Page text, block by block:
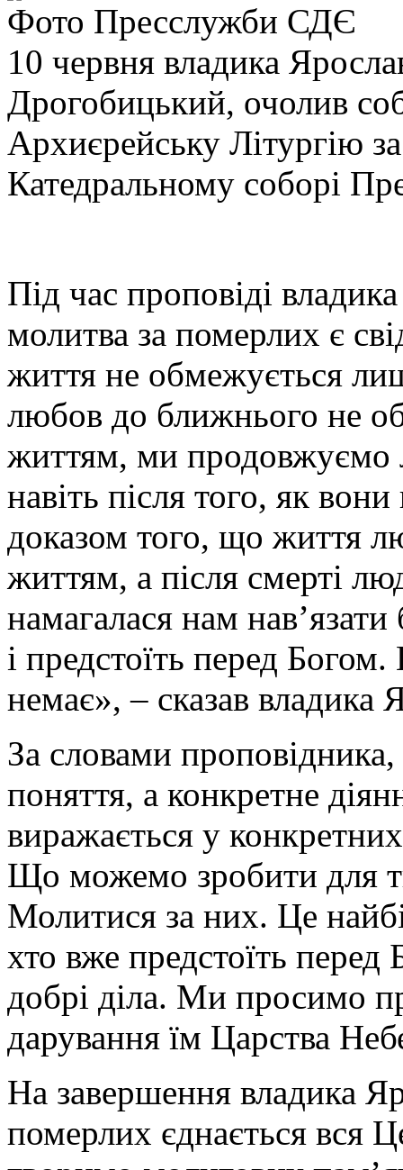
Фото Пресслужби СДЄ
10 червня владика
Дрогобицький, очолив
Архиєрейську Літургію
Катедральному соборі
Під час проповіді
молитва за померлих є
життя не обмежується
любов до ближнього не
життям, ми
навіть після того, як
доказом того, що життя
життям, а після смерті
намагалася нам
і предстоїть перед
немає», – сказав владика
За словами
поняття, а конкретне
виражається у
Що можемо зробити для
Молитися за них. Це
хто вже предстоїть
добрі діла. Ми просимо
дарування їм Царства
На завершення владика
померлих єднається вся